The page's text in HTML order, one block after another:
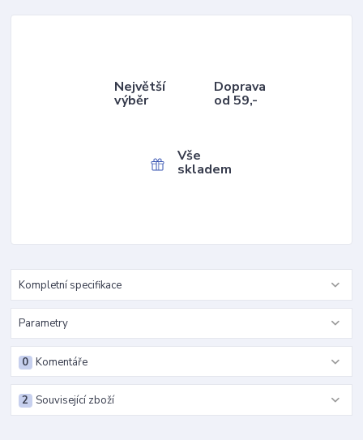
Největší
výběr
Doprava
od 59,-
Vše
skladem
Kompletní specifikace
Parametry
Komentáře
0
Související zboží
2